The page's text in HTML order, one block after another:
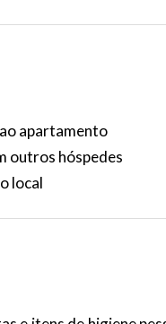
apartamento
outros hóspedes
local